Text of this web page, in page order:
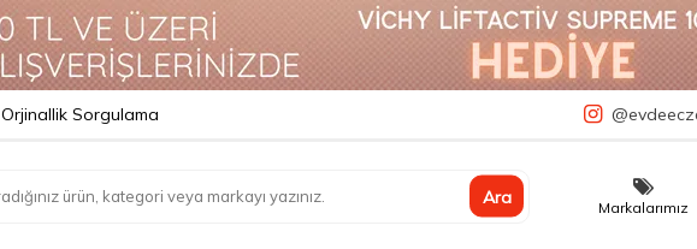
Orjinallik Sorgulama
Ara Markalarımız